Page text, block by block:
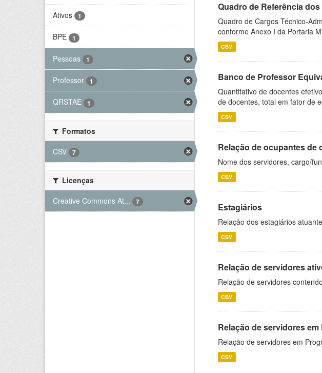
Ativos 1
BPE 1
Pessoas 1
Professor 1
QRSTAE 1
Formatos
CSV
7
Licenças
Creative Commons At...
7
Quadro de Referência
Quadro de Cargos Técnico-
conforme Anexo I da Portaria
CSV
Banco de Professor
Quantitativo de docentes
de docentes, total em fator de
CSV
Relação de ocupantes de
Nome dos servidores, cargo/
CSV
Estagiários
Relação dos estagiários
CSV
Relação de servidores
Relação de servidores
CSV
Relação de servidores
Relação de servidores em
CSV